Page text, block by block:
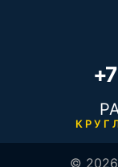
© 2026